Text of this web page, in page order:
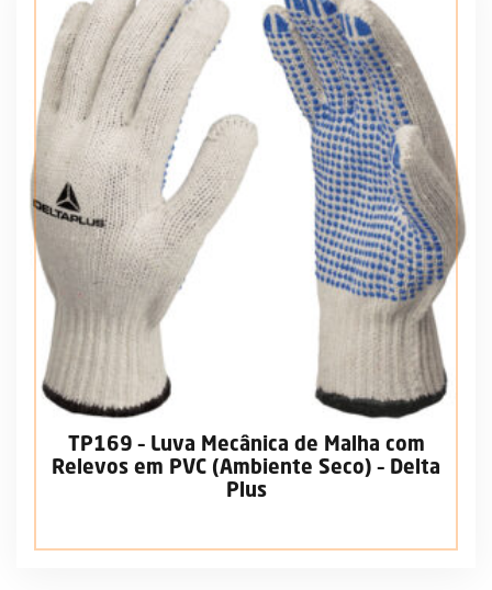
TP169 – Luva Mecânica de Malha com
Relevos em PVC (Ambiente Seco) – Delta
Plus